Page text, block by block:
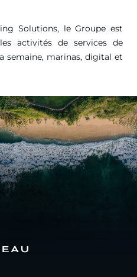
Solutions, le Groupe est
activités de services de
semaine, marinas, digital et